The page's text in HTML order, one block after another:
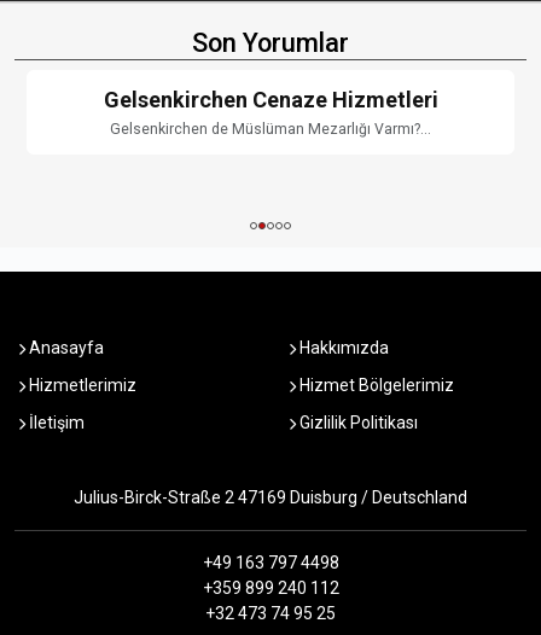
Son Yorumlar
Gelsenkirchen Cenaze Hizmetleri
Gelsenkirchen de Müslüman Mezarlığı Varmı?...
Anasayfa
Hakkımızda
Hizmetlerimiz
Hizmet Bölgelerimiz
İletişim
Gizlilik Politikası
Julius-Birck-Straße 2 47169 Duisburg / Deutschland
+49 163 797 4498
+359 899 240 112
+32 473 74 95 25